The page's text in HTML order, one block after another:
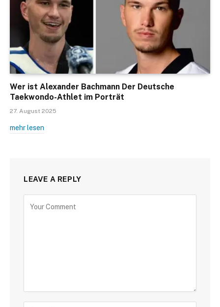
Wer ist Alexander Bachmann Der Deutsche
Taekwondo-Athlet im Porträt
27. August 2025
mehr lesen
LEAVE A REPLY